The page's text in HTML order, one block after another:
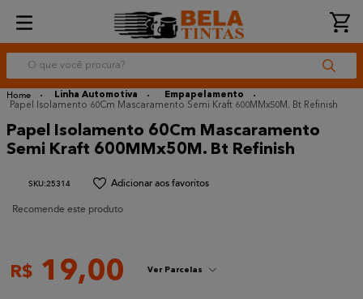
O que você procura?
Linha Automotiva
Empapelamento
Papel Isolamento 60Cm Mascaramento Semi Kraft 600MMx50M. Bt Refinish
Papel Isolamento 60Cm Mascaramento
Semi Kraft 600MMx50M. Bt Refinish
:25314
Recomende este produto
R$ 19,00 Ver Parcelas